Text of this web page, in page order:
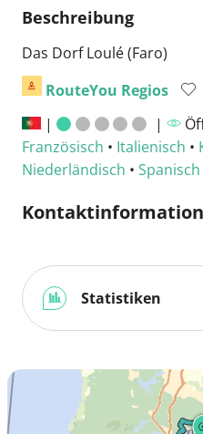
Beschreibung
Das Dorf Loulé (Faro)
RouteYou Regios
|
|
Französisch • Italienisch •
Niederländisch • Spanisch
Statistiken